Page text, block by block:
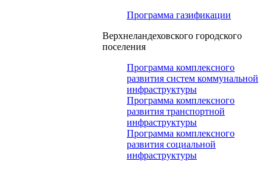
Программа газификации
Верхнеландеховского городского
поселения
Программа комплексного
развития систем коммунальной
инфраструктуры
Программа комплексного
развития транспортной
инфраструктуры
Программа комплексного
развития социальной
инфраструктуры